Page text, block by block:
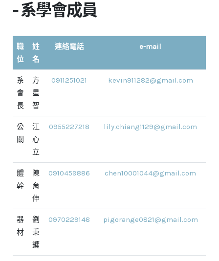
- 系學會成員
職
位
姓
名
連絡電話 e-mail
系
會
長
方
星
智
0911251021 kevin911282@gmail.com
公
關
江
心
立
0955227218 lily.chiang1129@gmail.com
體
幹
陳
育
伸
0910459886 chen10001044@gmail.com
器
材
劉
秉
鏞
0970229148 pigorange0821@gmail.com